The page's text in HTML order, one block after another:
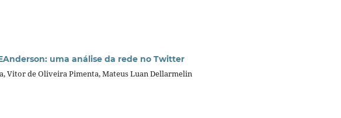
uma análise da rede no Twitter
Vitor de Oliveira Pimenta, Mateus Luan Dellarmelin